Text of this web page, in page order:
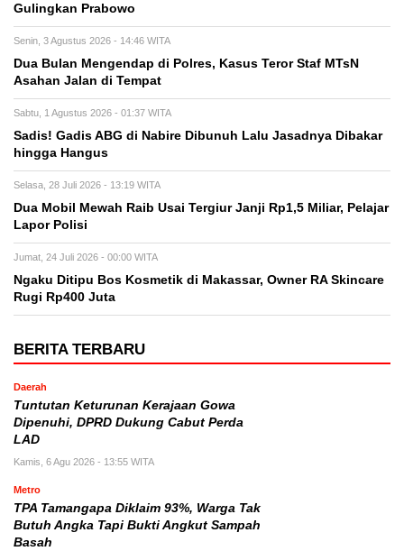
Gulingkan Prabowo
Senin, 3 Agustus 2026 - 14:46 WITA
Dua Bulan Mengendap di Polres, Kasus Teror Staf MTsN
Asahan Jalan di Tempat
Sabtu, 1 Agustus 2026 - 01:37 WITA
Sadis! Gadis ABG di Nabire Dibunuh Lalu Jasadnya Dibakar
hingga Hangus
Selasa, 28 Juli 2026 - 13:19 WITA
Dua Mobil Mewah Raib Usai Tergiur Janji Rp1,5 Miliar, Pelajar
Lapor Polisi
Jumat, 24 Juli 2026 - 00:00 WITA
Ngaku Ditipu Bos Kosmetik di Makassar, Owner RA Skincare
Rugi Rp400 Juta
BERITA TERBARU
Daerah
Tuntutan Keturunan Kerajaan Gowa
Dipenuhi, DPRD Dukung Cabut Perda
LAD
Kamis, 6 Agu 2026 - 13:55 WITA
Metro
TPA Tamangapa Diklaim 93%, Warga Tak
Butuh Angka Tapi Bukti Angkut Sampah
Basah